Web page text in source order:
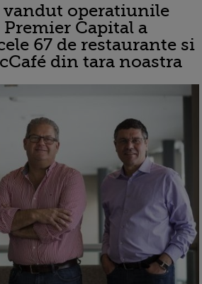
vandut operatiunile
Capital a
67 de restaurante si
din tara noastra